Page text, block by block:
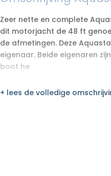
Zeer nette en complete
dit motorjacht de 48 ft
de afmetingen. Deze
eigenaar. Beide eigenaren
boot he
+ lees de volledige